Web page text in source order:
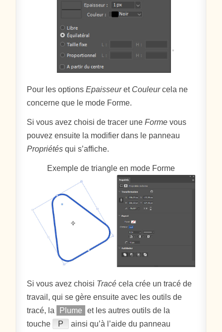
Pour les optionsEpaisseuret Couleurcela ne
concerne que le mode Forme.
Si vous avez choisi de tracer uneForme vous
pouvez ensuite la modifier dans le panneau
Propriétés qui s’affiche.
Exemple de triangle en mode Forme
Si vous avez choisi Tracé cela crée un tracé de
travail, qui se gère ensuite avec les outils de
tracé, la
Plume
et les autres outils de la
touche
P
ainsi qu’à l’aide du panneau